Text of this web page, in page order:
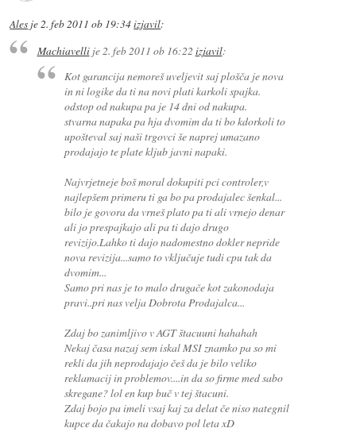
Ales je2. feb 2011 ob 19:34izjavil:
Machiavellije 2. feb 2011 ob 16:22 izjavil:
Kot garancija nemoreš uveljevit saj plošča je nova
in ni logike da ti na novi plati karkoli spajka.
odstop od nakupa pa je 14 dni od nakupa.
stvarna napaka pa hja dvomim da ti bo kdorkoli to
upošteval saj naši trgovci še naprej umazano
prodajajo te plate kljub javni napaki.
Najvrjetneje boš moral dokupiti pci controler,v
najlepšem primeru ti ga bo pa prodajalec šenkal...
bilo je govora da vrneš plato pa ti ali vrnejo denar
ali jo prespajkajo ali pa ti dajo drugo
revizijo.Lahko ti dajo nadomestno dokler nepride
nova revizija...samo to vključuje tudi cpu tak da
dvomim...
Samo pri nas je to malo drugače kot zakonodaja
pravi..pri nas velja Dobrota Prodajalca...
Zdaj bo zanimljivo v AGT štacuuni hahahah
Nekaj časa nazaj sem iskal MSI znamko pa so mi
rekli da jih neprodajajo češ da je bilo veliko
reklamacij in problemov....in da so firme med sabo
skregane? lol en kup buč v tej štacuni.
Zdaj bojo pa imeli vsaj kaj za delat če niso nategnil
kupce da čakajo na dobavo pol leta xD